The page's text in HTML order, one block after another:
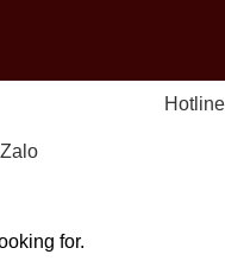
for.
Hotline